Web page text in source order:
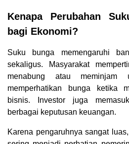
Kenapa Perubahan
bagi Ekonomi?
Suku bunga memengaruhi
sekaligus. Masyarakat
menabung atau meminjam
memperhatikan bunga ketika
bisnis. Investor juga
berbagai keputusan keuangan.
Karena pengaruhnya sangat